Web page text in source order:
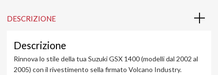
DESCRIZIONE
Descrizione
Rinnova lo stile della tua Suzuki GSX 1400 (modelli dal 2002 al
2005) con il rivestimento sella firmato Volcano Industry.